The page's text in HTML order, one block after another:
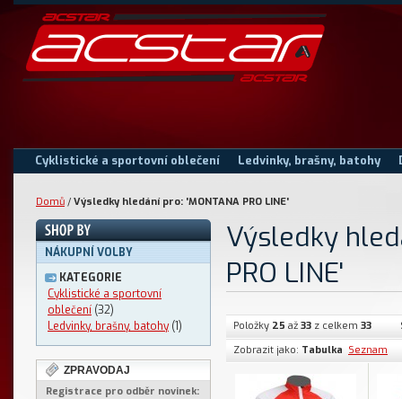
Cyklistické a sportovní oblečení Ledvinky, brašny, batohy
Domů / Výsledky hledání pro: 'MONTANA PRO LINE'
Výsledky
PRO LINE'
Položky 25 až 33 z celkem 33
Zobrazit jako: Tabulka Seznam
NÁKUPNÍ VOLBY
KATEGORIE
Cyklistické a sportovní
oblečení (32)
Ledvinky, brašny, batohy(1)
ZPRAVODAJ
Registrace pro odběr novinek: